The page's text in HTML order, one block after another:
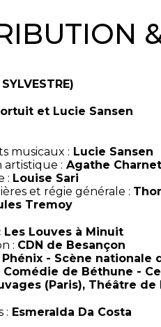
et Lucie Sansen
musicaux : Lucie Sansen
artistique : Agathe
: Louise Sari
et régie générale :
Tremoy
Les Louves à Minuit
: CDN de Besançon
Phénix - Scène nationale
de Béthune -
(Paris), Théâtre de
: Esmeralda Da Costa